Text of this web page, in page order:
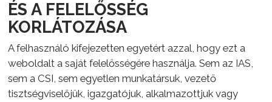
ÉS A FELELŐSSÉG
KORLÁTOZÁSA
A felhasználó kifejezetten egyetért azzal, hogy ezt a
weboldalt a saját felelősségére használja. Sem az IAS,
sem a CSI, sem egyetlen munkatársuk, vezető
tisztségviselőjük, igazgatójuk, alkalmazottjuk vagy